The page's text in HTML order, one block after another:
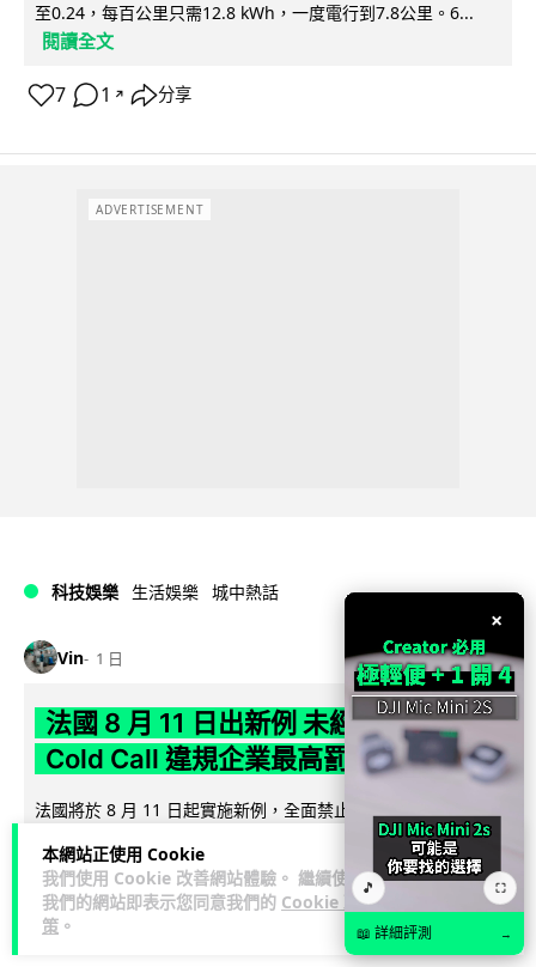
本網站正使用 Cookie
我們使用 Cookie 改善網站體驗。 繼續使用
我們的網站即表示您同意我們的 Cookie 政
策 。
至0.24，每百公里只需12.8 kWh，一度電行到7.8公里。6...
閱讀全文
7 1 ↗ 分享
ADVERTISEMENT
科技娛樂 生活娛樂 城中熱話
Vin 1 日
法國 8 月 11 日出新例 未經同意嚴禁
Cold Call 違規企業最高罰 345 萬
法國將於 8 月 11 日起實施新例，全面禁止企業未經消費者同意
致電推銷，由「opt-out」拒接登記制轉為「opt-in」先徵同意
機制。違... 閱讀全文
352
×
🎵 ⛶
📖 詳細評測 →